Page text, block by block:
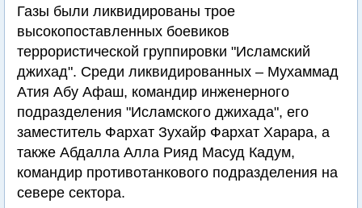
Газы были ликвидированы трое
высокопоставленных боевиков
террористической группировки "Исламский
джихад". Среди ликвидированных – Мухаммад
Атия Абу Афаш, командир инженерного
подразделения "Исламского джихада", его
заместитель Фархат Зухайр Фархат Харара, а
также Абдалла Алла Рияд Масуд Кадум,
командир противотанкового подразделения на
севере сектора.